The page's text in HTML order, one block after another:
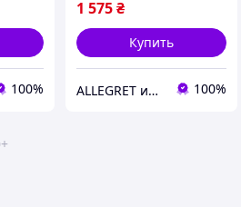
100%
1 575 ₴
Купить
ALLEGRET интернет-магазин обуви 100%